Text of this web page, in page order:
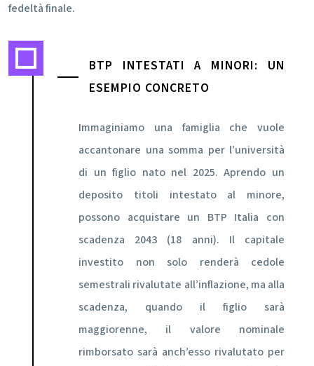
fedeltà finale.
BTP INTESTATI A MINORI: UN
ESEMPIO CONCRETO
Immaginiamo una famiglia che vuole
accantonare una somma per l’università
di un figlio nato nel 2025. Aprendo un
deposito titoli intestato al minore,
possono acquistare un BTP Italia con
scadenza 2043 (18 anni). Il capitale
investito non solo renderà cedole
semestrali rivalutate all’inflazione, ma alla
scadenza, quando il figlio sarà
maggiorenne, il valore nominale
rimborsato sarà anch’esso rivalutato per